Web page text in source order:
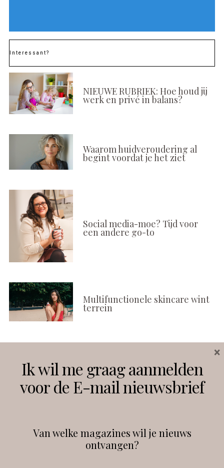
Interessant?
NIEUWE RUBRIEK: Hoe houd jij
werk en privé in balans?
Waarom huidveroudering al
begint voordat je het ziet
Social media-moe? Tijd voor
een andere go-to
Multifunctionele skincare wint
terrein
Instagram Facebook
debeautyprofessional
Ik wil me graag aanmelden
voor de E-mail nieuwsbrief
Van welke magazines wil je nieuws
ontvangen?
×